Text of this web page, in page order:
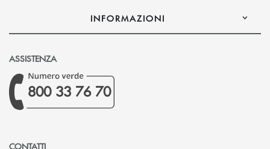
INFORMAZIONI
ASSISTENZA
800 33 76 70
CONTATTI